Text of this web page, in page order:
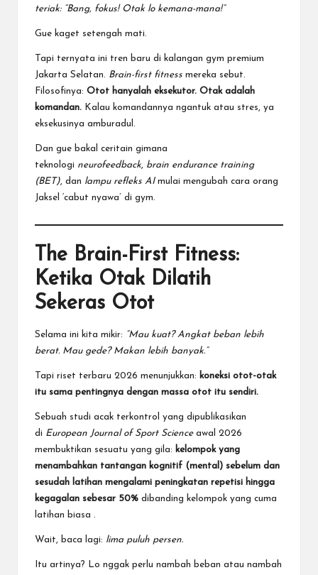
teriak: “Bang, fokus! Otak lo kemana-mana!”
Gue kaget setengah mati.
Tapi ternyata ini tren baru di kalangan gym premium
Jakarta Selatan. Brain-first fitness mereka sebut.
Filosofinya: Otot hanyalah eksekutor. Otak adalah
komandan. Kalau komandannya ngantuk atau stres, ya
eksekusinya amburadul.
Dan gue bakal ceritain gimana
teknologi neurofeedback, brain endurance training
(BET), dan lampu refleks AImulai mengubah cara orang
Jaksel ‘cabut nyawa’ di gym.
The Brain-First Fitness:
Ketika Otak Dilatih
Sekeras Otot
Selama ini kita mikir: “Mau kuat? Angkat beban lebih
berat. Mau gede? Makan lebih banyak.”
Tapi riset terbaru 2026 menunjukkan: koneksi otot-otak
itu sama pentingnya dengan massa otot itu sendiri.
Sebuah studi acak terkontrol yang dipublikasikan
di European Journal of Sport Scienceawal 2026
membuktikan sesuatu yang gila: kelompok yang
menambahkan tantangan kognitif (mental) sebelum dan
sesudah latihan mengalami peningkatan repetisi hingga
kegagalan sebesar 50% dibanding kelompok yang cuma
latihan biasa
Wait, baca lagi: lima puluh persen.
Itu artinya? Lo nggak perlu nambah beban atau nambah